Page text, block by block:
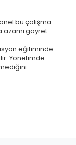
bu çalışma
azami gayret
eğitiminde
Yönetimde